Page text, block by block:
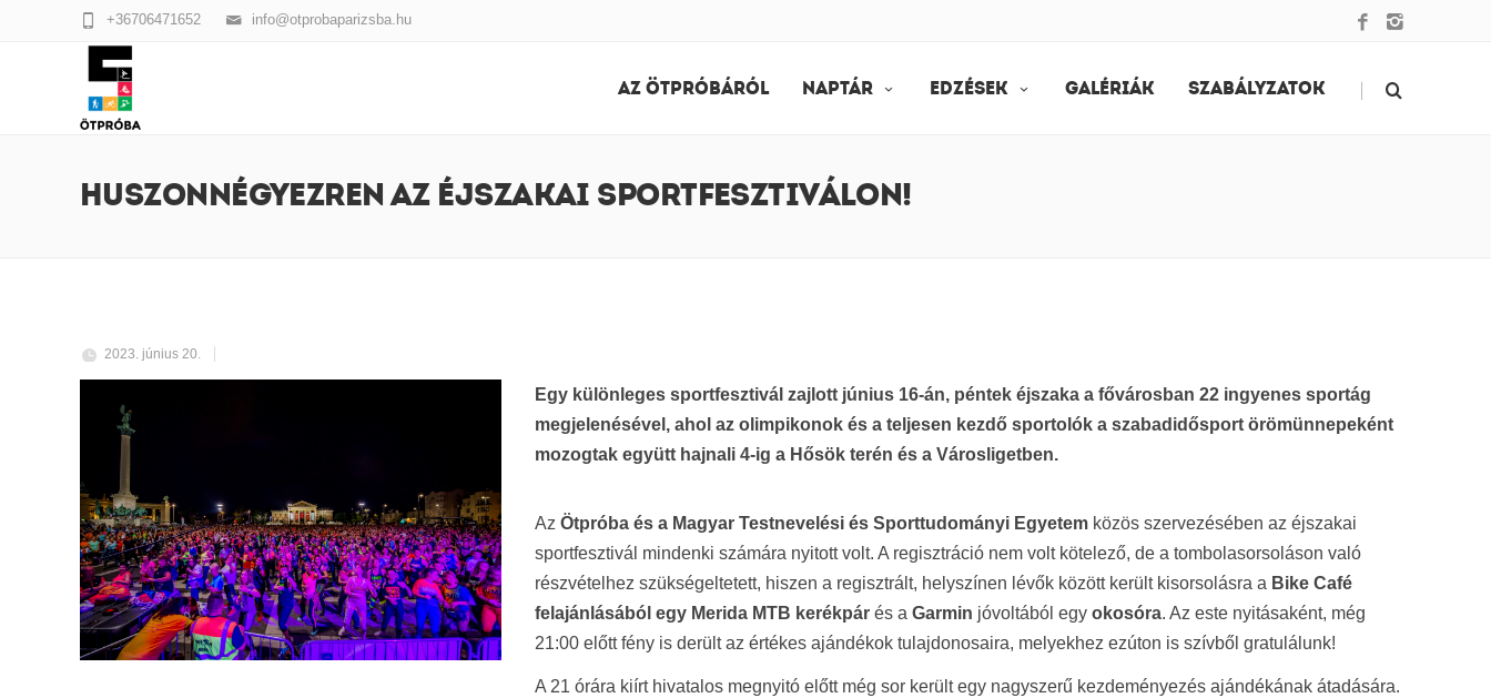
info@otprobaparizsba.hu
+36706471652
AZ ÖTPRÓBÁRÓL NAPTÁR EDZÉSEK GALÉRIÁK SZABÁLYZATOK |
HUSZONNÉGYEZREN AZ ÉJSZAKAI SPORTFESZTIVÁLON!
2023. június 20.
Egy különleges sportfesztivál zajlott június 16-án, péntek éjszaka a fővárosban 22 ingyenes sportág
megjelenésével, ahol az olimpikonok és a teljesen kezdő sportolók a szabadidősport örömünnepeként
mozogtak együtt hajnali 4-ig a Hősök terén és a Városligetben.
Az Ötpróba és a Magyar Testnevelési és Sporttudományi Egyetem közös szervezésében az éjszakai
sportfesztivál mindenki számára nyitott volt. A regisztráció nem volt kötelező, de a tombolasorsoláson való
részvételhez szükségeltetett, hiszen a regisztrált, helyszínen lévők között került kisorsolásra a Bike Café
felajánlásából egy Merida MTB kerékpár és a Garmin jóvoltából egy okosóra. Az este nyitásaként, még
21:00 előtt fény is derült az értékes ajándékok tulajdonosaira, melyekhez ezúton is szívből gratulálunk!
A 21 órára kiírt hivatalos megnyitó előtt még sor került egy nagyszerű kezdeményezés ajándékának átadására.